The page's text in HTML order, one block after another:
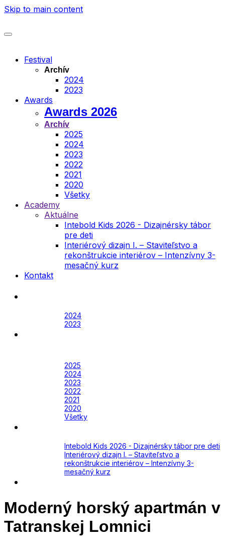
Skip to main content
Festival
Archív
2024
2023
Awards
Awards 2026
Archív
2025
2024
2023
2022
2021
2020
Všetky
Academy
Aktuálne
Intebold Kids 2026 - Dizajnérsky tábor
pre deti
Interiérový dizajn I. – Staviteľstvo a
rekonštrukcie interiérov – Intenzívny 3-
mesačný kurz
Kontakt
2024
2023
2025
2024
2023
2022
2021
2020
Všetky
Intebold Kids 2026 - Dizajnérsky tábor pre deti
Interiérový dizajn I. – Staviteľstvo a
rekonštrukcie interiérov – Intenzívny 3-
mesačný kurz
Moderný horský apartmán v
Tatranskej Lomnici